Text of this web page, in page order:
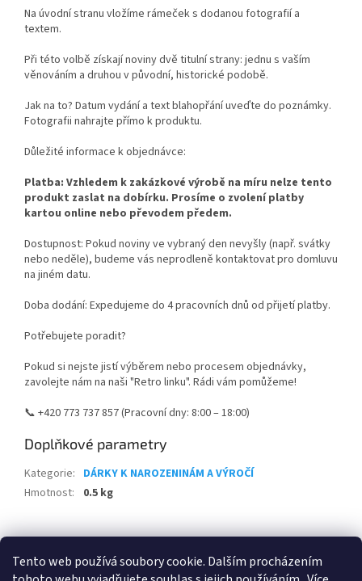
Tento web používá soubory cookie. Dalším procházením
Na úvodní stranu vložíme rámeček s dodanou fotografií a
textem.
Při této volbě získají noviny dvě titulní strany: jednu s vaším
věnováním a druhou v původní, historické podobě.
Jak na to? Datum vydání a text blahopřání uveďte do poznámky.
Fotografii nahrajte přímo k produktu.
Důležité informace k objednávce:
Platba: Vzhledem k zakázkové výrobě na míru nelze tento
produkt zaslat na dobírku. Prosíme o zvolení platby
kartou online nebo převodem předem.
Dostupnost: Pokud noviny ve vybraný den nevyšly (např. svátky
nebo neděle), budeme vás neprodleně kontaktovat pro domluvu
na jiném datu.
Doba dodání: Expedujeme do 4 pracovních dnů od přijetí platby.
Potřebujete poradit?
Pokud si nejste jistí výběrem nebo procesem objednávky,
zavolejte nám na naši "Retro linku". Rádi vám pomůžeme!
📞 +420 773 737 857 (Pracovní dny: 8:00 – 18:00)
Doplňkové parametry
Kategorie: DÁRKY K NAROZENINÁM A VÝROČÍ
Hmotnost: 0.5 kg
Z
Retro-Darky.cz Krowki.cz